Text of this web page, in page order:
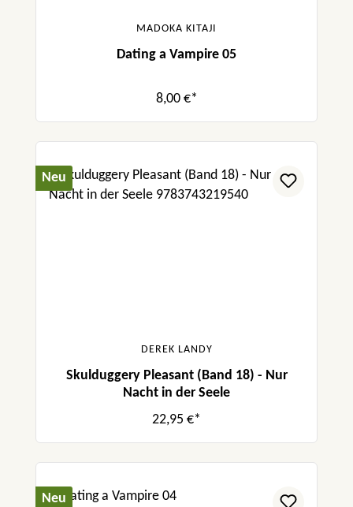
MADOKA KITAJI
Dating a Vampire 05
8,00 €*
Neu
DEREK LANDY
Skulduggery Pleasant (Band 18) - Nur
Nacht in der Seele
22,95 €*
Neu